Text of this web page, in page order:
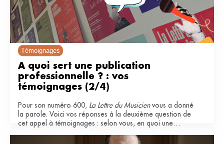
Témoignages
À quoi sert une publication
professionnelle ? : vos
témoignages (2/4)
Pour son numéro 600, La Lettre du Musicienvous a donné
la parole. Voici vos réponses à la deuxième question de
cet appel à témoignages : selon vous, en quoi une